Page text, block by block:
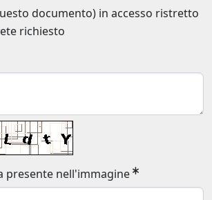
documento) in accesso ristretto
richiesto
presente nell'immagine